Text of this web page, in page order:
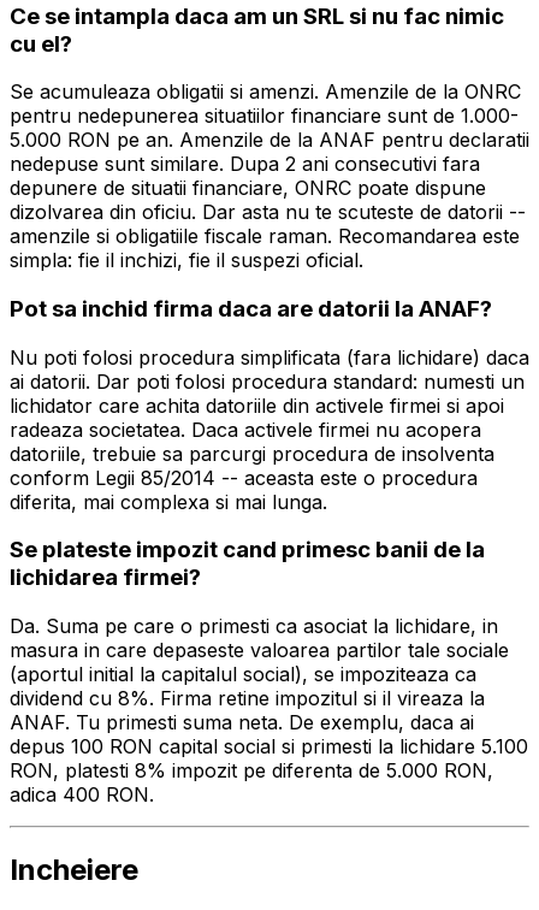
Ce se intampla daca am un SRL si nu fac nimic
cu el?
Se acumuleaza obligatii si amenzi. Amenzile de la ONRC
pentru nedepunerea situatiilor financiare sunt de 1.000-
5.000 RON pe an. Amenzile de la ANAF pentru declaratii
nedepuse sunt similare. Dupa 2 ani consecutivi fara
depunere de situatii financiare, ONRC poate dispune
dizolvarea din oficiu. Dar asta nu te scuteste de datorii --
amenzile si obligatiile fiscale raman. Recomandarea este
simpla: fie il inchizi, fie il suspezi oficial.
Pot sa inchid firma daca are datorii la ANAF?
Nu poti folosi procedura simplificata (fara lichidare) daca
ai datorii. Dar poti folosi procedura standard: numesti un
lichidator care achita datoriile din activele firmei si apoi
radeaza societatea. Daca activele firmei nu acopera
datoriile, trebuie sa parcurgi procedura de insolventa
conform Legii 85/2014 -- aceasta este o procedura
diferita, mai complexa si mai lunga.
Se plateste impozit cand primesc banii de la
lichidarea firmei?
Da. Suma pe care o primesti ca asociat la lichidare, in
masura in care depaseste valoarea partilor tale sociale
(aportul initial la capitalul social), se impoziteaza ca
dividend cu 8%. Firma retine impozitul si il vireaza la
ANAF. Tu primesti suma neta. De exemplu, daca ai
depus 100 RON capital social si primesti la lichidare 5.100
RON, platesti 8% impozit pe diferenta de 5.000 RON,
adica 400 RON.
Incheiere